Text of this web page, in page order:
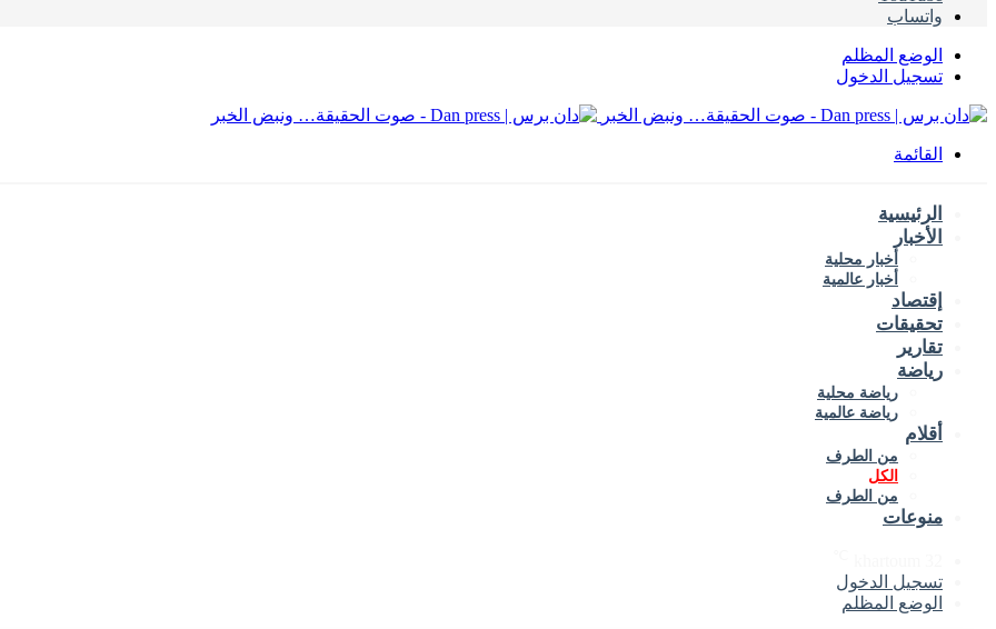
واتساب
الوضع المظلم
تسجيل الدخول
القائمة
الرئيسية
الأخبار
أخبار محلية
أخبار عالمية
إقتصاد
تحقيقات
تقارير
رياضة
رياضة محلية
رياضة عالمية
أقلام
من الطرف
الكل
من الطرف
منوعات
تسجيل الدخول
الوضع المظلم